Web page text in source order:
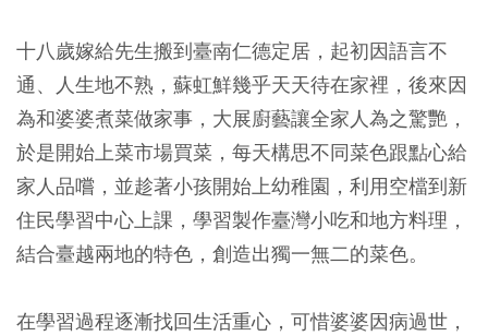
十八歲嫁給先生搬到臺南仁德定居，起初因語言不
通、人生地不熟，蘇虹鮮幾乎天天待在家裡，後來因
為和婆婆煮菜做家事，大展廚藝讓全家人為之驚艷，
於是開始上菜市場買菜，每天構思不同菜色跟點心給
家人品嚐，並趁著小孩開始上幼稚園，利用空檔到新
住民學習中心上課，學習製作臺灣小吃和地方料理，
結合臺越兩地的特色，創造出獨一無二的菜色。
在學習過程逐漸找回生活重心，可惜婆婆因病過世，